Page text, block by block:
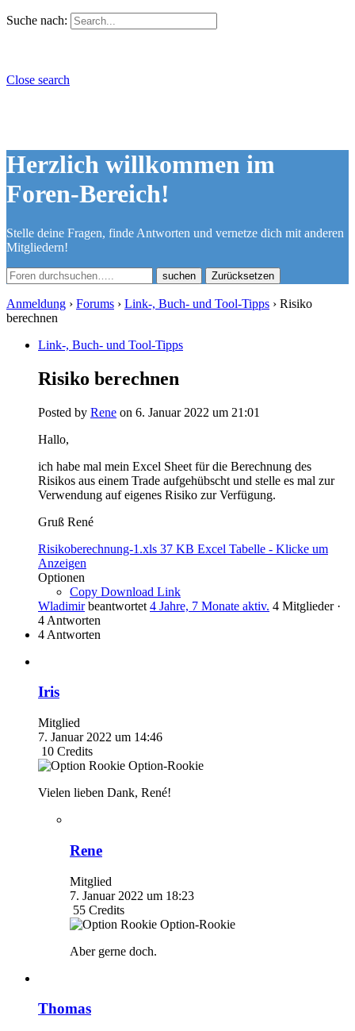
Suche nach:
Close search
Herzlich willkommen im
Foren-Bereich!
Stelle deine Fragen, finde Antworten und vernetze dich mit anderen
Mitgliedern!
Zurücksetzen
Anmeldung › Forums › Link-, Buch- und Tool-Tipps › Risiko
berechnen
Link-, Buch- und Tool-Tipps
Risiko berechnen
Posted by Rene on 6. Januar 2022 um 21:01
Hallo,
ich habe mal mein Excel Sheet für die Berechnung des
Risikos aus einem Trade aufgehübscht und stelle es mal zur
Verwendung auf eigenes Risiko zur Verfügung.
Gruß René
Risikoberechnung-1.xls 37 KB Excel Tabelle - Klicke um
Anzeigen
Optionen
Copy Download Link
Wladimir beantwortet 4 Jahre, 7 Monate aktiv. 4 Mitglieder ·
4 Antworten
4 Antworten
Iris
Mitglied
7. Januar 2022 um 14:46
10 Credits
Option-Rookie
Vielen lieben Dank, René!
Rene
Mitglied
7. Januar 2022 um 18:23
55 Credits
Option-Rookie
Aber gerne doch.
Thomas